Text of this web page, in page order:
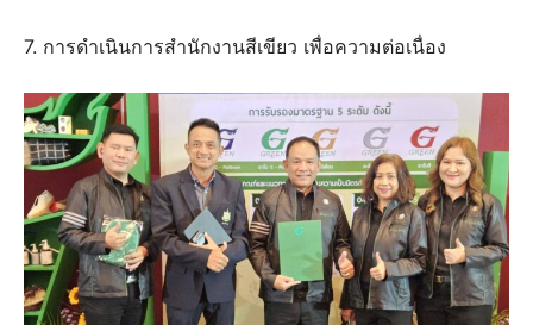
7. การดำเนินการสำนักงานสีเขียว เพื่อความต่อเนื่อง